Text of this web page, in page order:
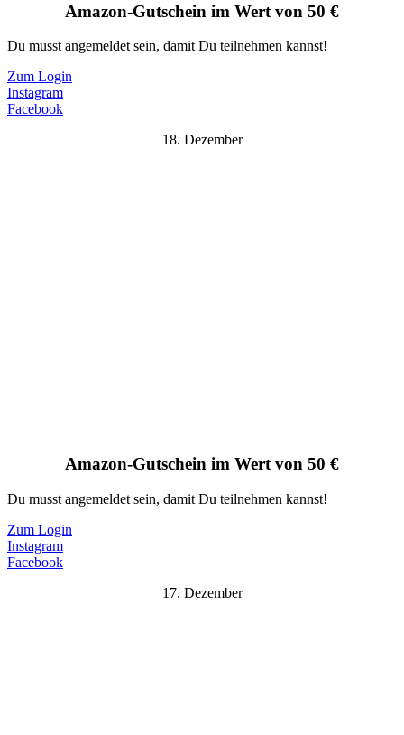
Amazon-Gutschein im Wert von 50 €
Du musst angemeldet sein, damit Du teilnehmen kannst!
Zum Login
Instagram
Facebook
18. Dezember
Amazon-Gutschein im Wert von 50 €
Du musst angemeldet sein, damit Du teilnehmen kannst!
Zum Login
Instagram
Facebook
17. Dezember